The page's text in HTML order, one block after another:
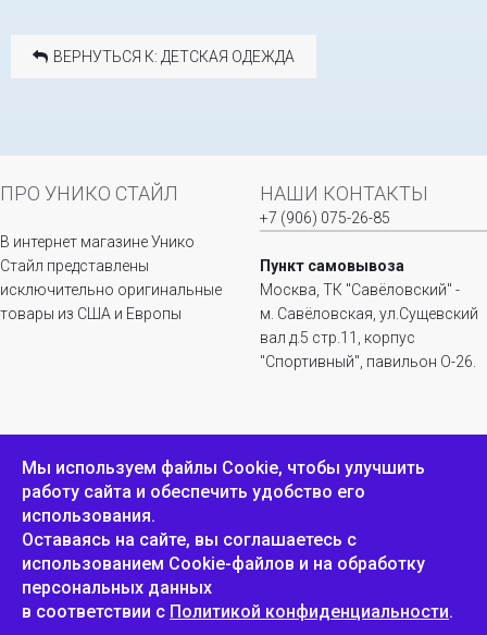
ВЕРНУТЬСЯ К: ДЕТСКАЯ ОДЕЖДА
ПРО УНИКО СТАЙЛ
В интернет магазине Унико
Стайл представлены
исключительно оригинальные
товары из США и Европы
НАШИ КОНТАКТЫ
+7 (906) 075-26-85
Пункт самовывоза
Москва, ТК "Савёловский" -
м. Савёловская, ул.Сущевский
вал д.5 стр.11, корпус
"Спортивный", павильон О-26.
ИНФОРМАЦИЯ
Положение о
конфиденциальности и
защите персональных
данных
ОБРАТНАЯ СВЯЗЬ
Пожаловаться
Мы используем файлы Сookie, чтобы улучшить
работу сайта и обеспечить удобство его
использования.
Оставаясь на сайте, вы соглашаетесь с
использованием Cookie-файлов и на обработку
персональных данных
в соответствии с Политикой конфиденциальности.